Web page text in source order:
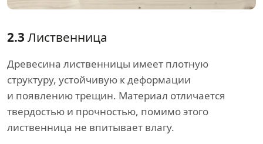
2.3 Лиственница
Древесина лиственницы имеет плотную
структуру, устойчивую к деформации
и появлению трещин. Материал отличается
твердостью и прочностью, помимо этого
лиственница не впитывает влагу.